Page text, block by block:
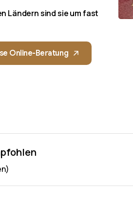
Ländern sind sie um fast
Online-Beratung